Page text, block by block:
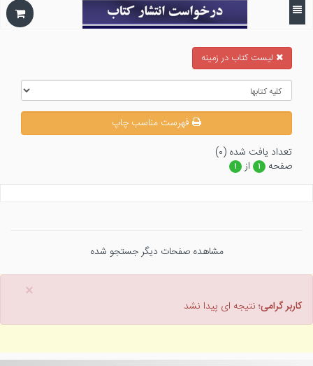
ليست كتاب در زمينه
فهرست مناسب چاپ
تعداد يافت شده (۰)
صفحه
۱ از ۱
مشاهده صفحات دیگر جستجو شده
×
کاربر گرامی؛ نتیجه ای پیدا نشد